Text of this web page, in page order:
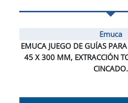
Emuca
EMUCA JUEGO DE GUÍAS
45 X 300 MM, EXTRACCIÓN
CINCADO.